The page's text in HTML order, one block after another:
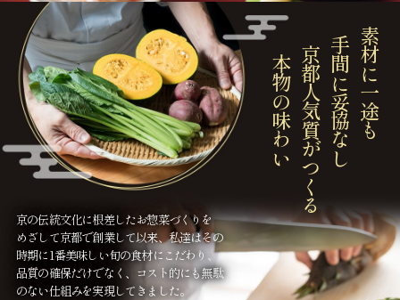
素材に一途も
手間に妥協なし
京都人気質がつくる
本物の味わい
京の伝統文化に根差したお惣菜づくりを
めざして京都で創業して以来、私達はその
時期に1番美味しい旬の食材にこだわり、
品質の確保だけでなく、コスト的にも無駄
のない仕組みを実現してきました。